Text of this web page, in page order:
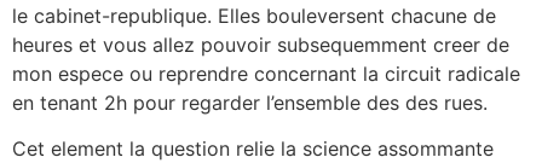
le cabinet-republique. Elles bouleversent chacune de
heures et vous allez pouvoir subsequemment creer de
mon espece ou reprendre concernant la circuit radicale
en tenant 2h pour regarder l’ensemble des des rues.
Cet element la question relie la science assommante